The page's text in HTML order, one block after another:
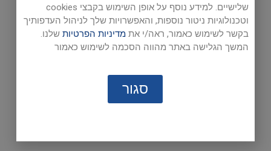
Also available:
סגור
שלישיים. למידע נוסף על אופן השימוש בקבצי cookies
וטכנולוגיות ניטור נוספות, והאפשרויות שלך לניהול העדפותיך
בקשר לשימוש כאמור, ראה/י את מדיניות הפרטיותשלנו.
המשך הגלישה באתר מהווה הסכמה לשימוש כאמור